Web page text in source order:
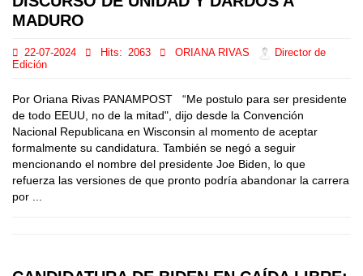
MADURO
22-07-2024 Hits: 2063 ORIANA RIVAS
Director de
Edición
Por Oriana Rivas PANAMPOST “Me postulo para ser presidente
de todo EEUU, no de la mitad", dijo desde la Convención
Nacional Republicana en Wisconsin al momento de aceptar
formalmente su candidatura. También se negó a seguir
mencionando el nombre del presidente Joe Biden, lo que
refuerza las versiones de que pronto podría abandonar la carrera
por ...